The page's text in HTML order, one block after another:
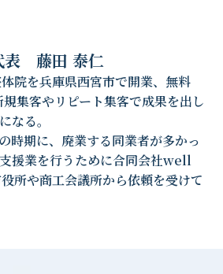
表 藤田 泰仁
院を兵庫県西宮市で開業、無料
集客やリピート集客で成果を出し
なる。
時期に、廃業する同業者が多かっ
援業を行うために合同会社well
所や商工会議所から依頼を受けて